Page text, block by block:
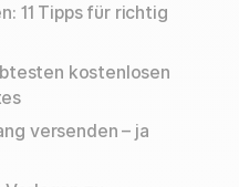
11 Tipps für richtig
kostenlosen
versenden – ja